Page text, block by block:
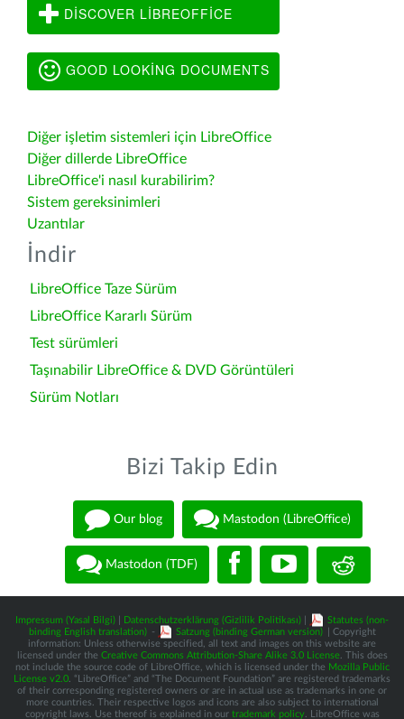
DISCOVER LIBREOFFICE
GOOD LOOKING DOCUMENTS
Diğer işletim sistemleri için LibreOffice
Diğer dillerde LibreOffice
LibreOffice'i nasıl kurabilirim?
Sistem gereksinimleri
Uzantılar
İndir
LibreOffice Taze Sürüm
LibreOffice Kararlı Sürüm
Test sürümleri
Taşınabilir LibreOffice & DVD Görüntüleri
Sürüm Notları
Bizi Takip Edin
Our blog Mastodon (LibreOffice)
Mastodon (TDF)
Impressum (Yasal Bilgi) Datenschutzerklärung (Gizlilik Politikası)
Statutes (non-
binding English translation) - Satzung (binding German version)
| Copyright
information: Unless otherwise specified, all text and images on this website are
licensed under the Creative Commons Attribution-Share Alike 3.0 License. This does
not include the source code of LibreOffice, which is licensed under the Mozilla Public
License v2.0 . “LibreOffice” and “The Document Foundation” are registered trademarks
of their corresponding registered owners or are in actual use as trademarks in one or
more countries. Their respective logos and icons are also subject to international
copyright laws. Use thereof is explained in our trademark policy. LibreOffice was